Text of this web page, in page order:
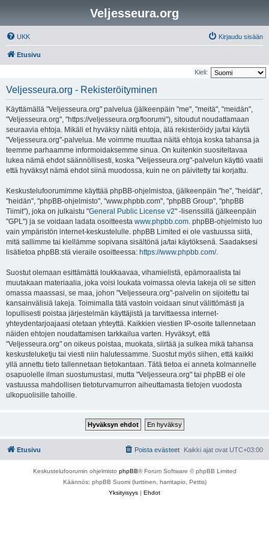
Veljesseura.org
UKK Kirjaudu sisään
Etusivu
Kieli:
Veljesseura.org - Rekisteröityminen
Käyttämällä "Veljesseura.org" palvelua (jälkeenpäin "me", "meitä", "meidän",
"Veljesseura.org", "https://veljesseura.org/foorumi"), sitoudut noudattamaan
seuraavia ehtoja. Mikäli et hyväksy näitä ehtoja, älä rekisteröidy ja/tai käytä
"Veljesseura.org"-palvelua. Me voimme muuttaa näitä ehtoja koska tahansa ja
teemme parhaamme informoidaksemme sinua. On kuitenkin suositeltavaa
lukea nämä ehdot säännöllisesti, koska "Veljesseura.org"-palvelun käyttö vaatii
että hyväksyt nämä ehdot siinä muodossa, kuin ne on päivitetty tai korjattu.
Keskustelufoorumimme käyttää phpBB-ohjelmistoa, (jälkeenpäin "he", "heidät",
"heidän", "phpBB-ohjelmisto", "www.phpbb.com", "phpBB Group", "phpBB
Tiimit"), joka on julkaistu "General Public License v2" -lisenssillä (jälkeenpäin
"GPL") ja se voidaan ladata osoitteesta www.phpbb.com. phpBB-ohjelmisto luo
vain ympäristön internet-keskustelulle. phpBB Limited ei ole vastuussa siitä,
mitä sallimme tai kiellämme sopivana sisältönä ja/tai käytöksenä. Saadaksesi
lisätietoa phpBB:stä vieraile osoitteessa: https://www.phpbb.com/.
Suostut olemaan esittämättä loukkaavaa, vihamielistä, epämoraalista tai
muutakaan materiaalia, joka voisi loukata voimassa olevia lakeja oli se sitten
omassa maassasi, se maa, johon "Veljesseura.org"-palvelin on sijoitettu tai
kansainvälisiä lakeja. Toimimalla tätä vastoin voidaan sinut välittömästi ja
lopullisesti poistaa järjestelmän käyttäjistä ja tarvittaessa internet-
yhteydentarjoajaasi otetaan yhteyttä. Kaikkien viestien IP-osoite tallennetaan
näiden ehtojen noudattamisen tarkkailua varten. Hyväksyt, että
"Veljesseura.org" on oikeus poistaa, muokata, siirtää ja sulkea mikä tahansa
keskusteluketju tai viesti niin halutessamme. Suostut myös siihen, että kaikki
yllä annettu tieto tallennetaan tietokantaan. Tätä tietoa ei anneta kolmannelle
osapuolelle ilman suostumustasi, mutta "Veljesseura.org" tai phpBB ei ole
vastuussa mahdollisen tietoturvamurron aiheuttamasta tietojen vuodosta
ulkopuolisille tahoille.
Etusivu Kaikki ajat ovat UTC+03:00
Poista evästeet
Keskustelufoorumin ohjelmisto phpBB® Forum Software © phpBB Limited
Käännös: phpBB Suomi (lurttinen, harritapio, Pettis)
Yksityisyys | Ehdot